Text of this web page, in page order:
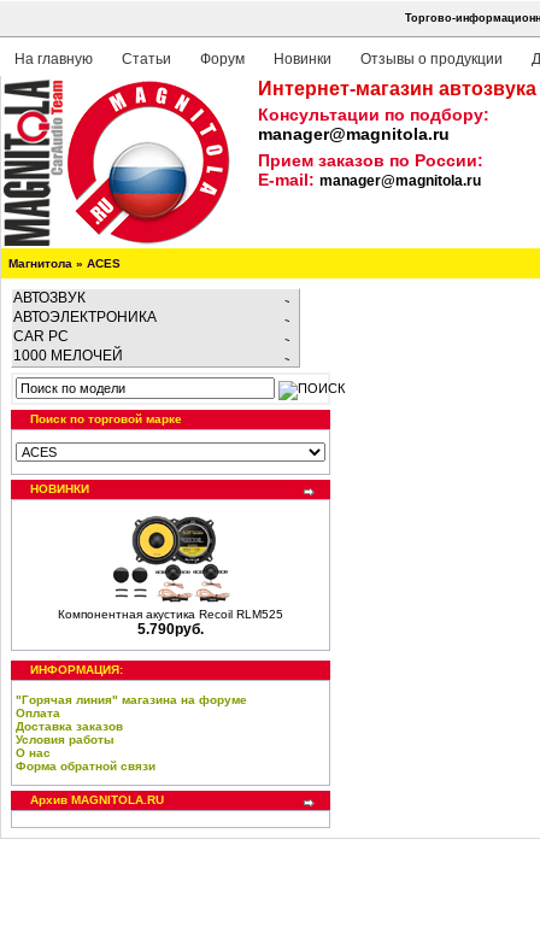
Торгово-
На главную Статьи Форум Новинки Отзывы о продукции
Интернет-магазин
Консультации по подбору:
manager@magnitola.ru
Прием заказов по России:
E-mail: manager@magnitola.ru
Магнитола » ACES
АВТОЗВУК
АВТОЭЛЕКТРОНИКА
CAR PC
1000 МЕЛОЧЕЙ
Поиск по торговой марке
НОВИНКИ
Компонентная акустика Recoil RLM525
5.790руб.
ИНФОРМАЦИЯ:
"Горячая линия" магазина на форуме
Оплата
Доставка заказов
Условия работы
О нас
Форма обратной связи
Архив MAGNITOLA.RU